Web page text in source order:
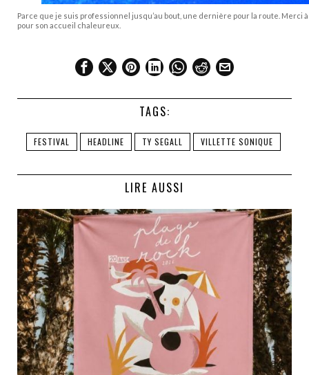
Parce que je suis professionnel jusqu’au bout, une dernière pour la route. Merci
pour son accueil chaleureux.
TAGS:
FESTIVAL HEADLINE TY SEGALL VILLETTE SONIQUE
LIRE AUSSI